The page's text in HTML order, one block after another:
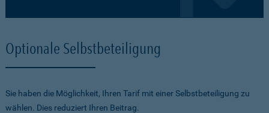
Optionale Selbstbeteiligung
Sie haben die Möglichkeit, Ihren Tarif mit einer Selbstbeteiligung zu
wählen. Dies reduziert Ihren Beitrag.